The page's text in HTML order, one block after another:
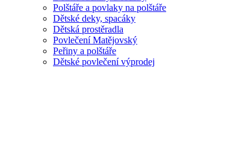
Polštáře a povlaky na polštáře
Dětské deky, spacáky
Dětská prostěradla
Povlečení Matějovský
Peřiny a polštáře
Dětské povlečení výprodej